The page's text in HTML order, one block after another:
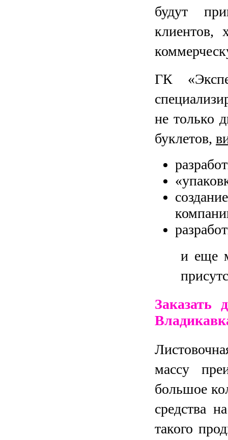
будут
клиентов,
ГК
не только
буклетов,
и еще
Заказать
массу
большое
средства
такого